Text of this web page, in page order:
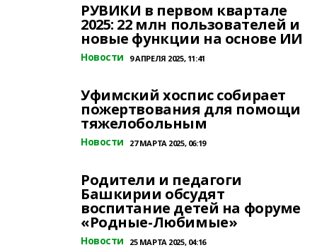
РУВИКИ в первом квартале
2025: 22 млн пользователей и
новые функции на основе ИИ
Новости 9 АПРЕЛЯ 2025, 11:41
Уфимский хоспис собирает
пожертвования для помощи
тяжелобольным
Новости 27 МАРТА 2025, 06:19
Родители и педагоги
Башкирии обсудят
воспитание детей на форуме
«Родные-Любимые»
Новости 25 МАРТА 2025, 04:16